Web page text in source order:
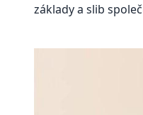
základy a slib